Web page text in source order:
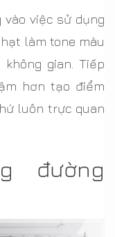
việc sử dụng
làm tone màu
gian. Tiếp
hơn tạo điểm
luôn trực quan
đường